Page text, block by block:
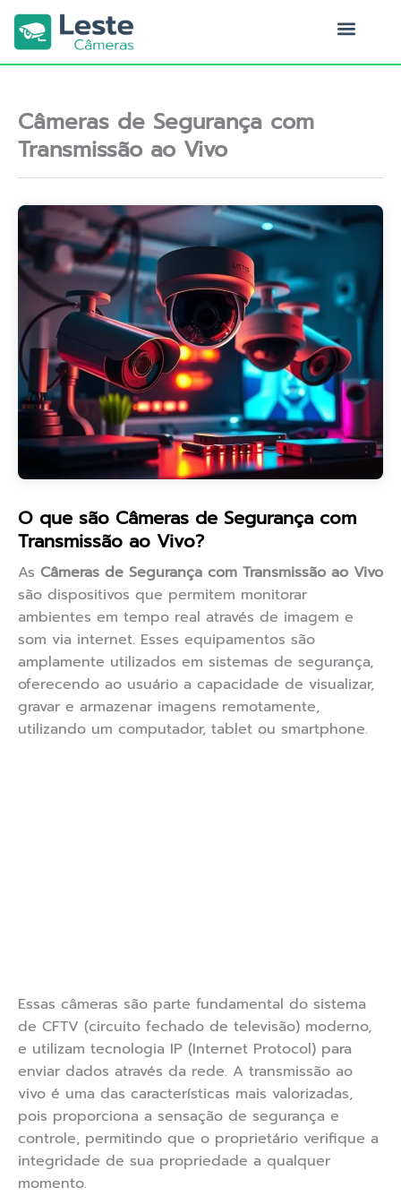
para
conteúdo
Câmeras de Segurança com
Transmissão ao Vivo
O que são Câmeras de Segurança com
Transmissão ao Vivo?
As Câmeras de Segurança com Transmissão ao Vivo
são dispositivos que permitem monitorar
ambientes em tempo real através de imagem e
som via internet. Esses equipamentos são
amplamente utilizados em sistemas de segurança,
oferecendo ao usuário a capacidade de visualizar,
gravar e armazenar imagens remotamente,
utilizando um computador, tablet ou smartphone.
Essas câmeras são parte fundamental do sistema
de CFTV (circuito fechado de televisão) moderno,
e utilizam tecnologia IP (Internet Protocol) para
enviar dados através da rede. A transmissão ao
vivo é uma das características mais valorizadas,
pois proporciona a sensação de segurança e
controle, permitindo que o proprietário verifique a
integridade de sua propriedade a qualquer
momento.